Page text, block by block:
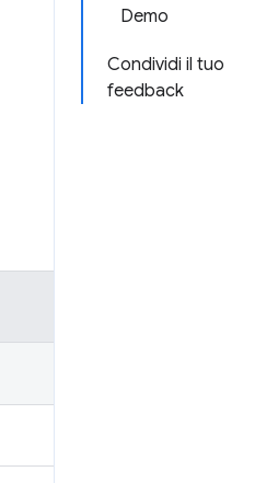
Demo
Condividi il tuo
feedback